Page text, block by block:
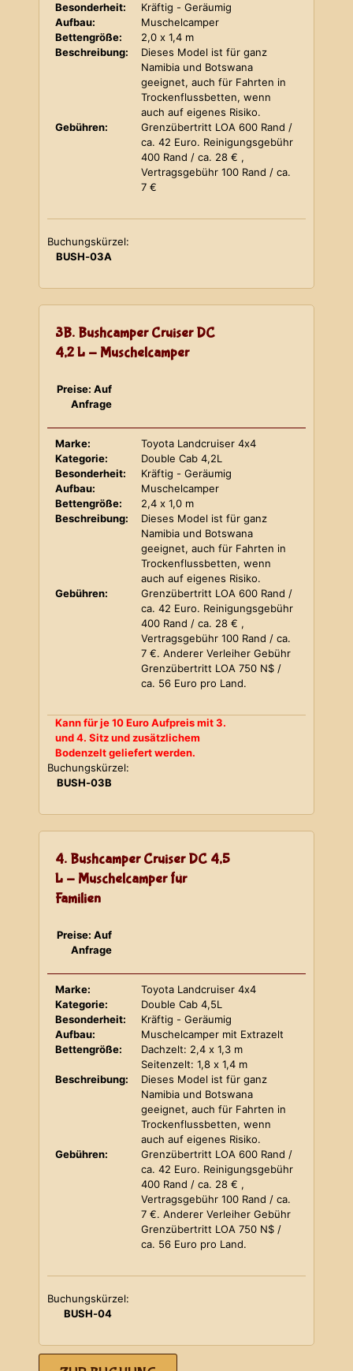
Besonderheit:
Kräftig - Geräumig
Aufbau:
Muschelcamper
Bettengröße:
2,0 x 1,4 m
Beschreibung:
Dieses Model ist für ganz
Namibia und Botswana
geeignet, auch für Fahrten in
Trockenflussbetten, wenn
auch auf eigenes Risiko.
Gebühren:
Grenzübertritt LOA 600 Rand /
ca. 42 Euro. Reinigungsgebühr
400 Rand / ca. 28 € ,
Vertragsgebühr 100 Rand / ca.
7 €
Buchungskürzel:
BUSH-03A
3B. Bushcamper Cruiser DC
4,2 L - Muschelcamper
Preise: Auf
Anfrage
Marke:
Toyota Landcruiser 4x4
Kategorie:
Double Cab 4,2L
Besonderheit:
Kräftig - Geräumig
Aufbau:
Muschelcamper
Bettengröße:
2,4 x 1,0 m
Beschreibung:
Dieses Model ist für ganz
Namibia und Botswana
geeignet, auch für Fahrten in
Trockenflussbetten, wenn
auch auf eigenes Risiko.
Gebühren:
Grenzübertritt LOA 600 Rand /
ca. 42 Euro. Reinigungsgebühr
400 Rand / ca. 28 € ,
Vertragsgebühr 100 Rand / ca.
7 €. Anderer Verleiher Gebühr
Grenzübertritt LOA 750 N$ /
ca. 56 Euro pro Land.
Kann für je 10 Euro Aufpreis mit 3.
und 4. Sitz und zusätzlichem
Bodenzelt geliefert werden.
Buchungskürzel:
BUSH-03B
4. Bushcamper Cruiser DC 4,5
L - Muschelcamper für
Familien
Preise: Auf
Anfrage
Marke:
Toyota Landcruiser 4x4
Kategorie:
Double Cab 4,5L
Besonderheit:
Kräftig - Geräumig
Aufbau:
Muschelcamper mit Extrazelt
Bettengröße:
Dachzelt: 2,4 x 1,3 m
Seitenzelt: 1,8 x 1,4 m
Beschreibung:
Dieses Model ist für ganz
Namibia und Botswana
geeignet, auch für Fahrten in
Trockenflussbetten, wenn
auch auf eigenes Risiko.
Gebühren:
Grenzübertritt LOA 600 Rand /
ca. 42 Euro. Reinigungsgebühr
400 Rand / ca. 28 € ,
Vertragsgebühr 100 Rand / ca.
7 €. Anderer Verleiher Gebühr
Grenzübertritt LOA 750 N$ /
ca. 56 Euro pro Land.
Buchungskürzel:
BUSH-04